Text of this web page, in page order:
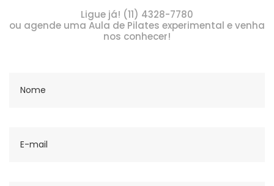
Ligue já! (11) 4328-7780
ou agende uma Aula de Pilates experimental e venha
nos conhecer!